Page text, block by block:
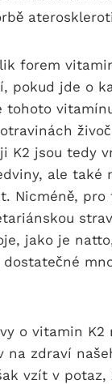
forem
pokud jde o
tohoto
K2 jsou tedy
ale také
Nicméně, pro
jako je
o vitamin K2
na zdraví
vzít v potaz,